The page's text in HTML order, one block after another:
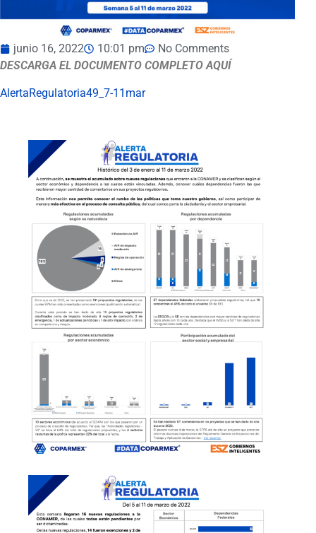
junio 16, 2022 10:01 pm
No Comments
DESCARGA EL DOCUMENTO COMPLETO AQUÍ
AlertaRegulatoria49_7-11mar